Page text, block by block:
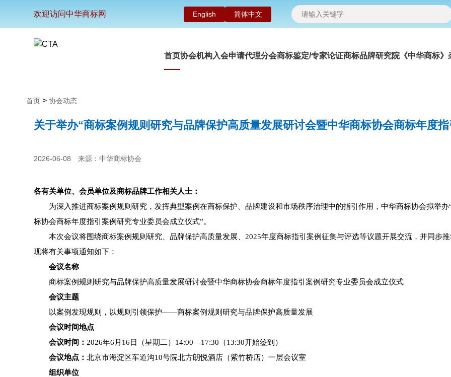
欢迎访问中华商标网 English 简体中文
首页协会机构入会申请代理分会商标鉴定/专家论证商标品牌研究院 《中华商标
首页 > 协会动态
关于举办“商标案例规则研究与品牌保护高质量发展研讨会暨中华商标协会商标年度
2026-06-08 来源：中华商标协会
各有关单位、会员单位及商标品牌工作相关人士：
为深入推进商标案例规则研究，发挥典型案例在商标保护、品牌建设和市场秩序治理中的指引作用，中华商标协会拟举
标协会商标年度指引案例研究专业委员会成立仪式”。
本次会议将围绕商标案例规则研究、品牌保护高质量发展、2025年度商标指引案例征集与评选等议题开展交流，并同步
现将有关事项通知如下：
会议名称
商标案例规则研究与品牌保护高质量发展研讨会暨中华商标协会商标年度指引案例研究专业委员会成立仪式
会议主题
以案例发现规则，以规则引领保护——商标案例规则研究与品牌保护高质量发展
会议时间地点
会议时间： 2026年6月16日（星期二）14:00—17:30（13:30开始签到）
会议地点： 北京市海淀区车道沟10号院北方朗悦酒店（紫竹桥店）一层会议室
组织单位